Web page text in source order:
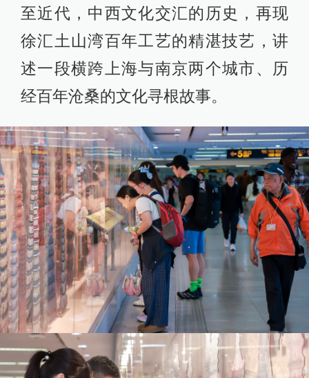
至近代，中西文化交汇的历史，再现
徐汇土山湾百年工艺的精湛技艺，讲
述一段横跨上海与南京两个城市、历
经百年沧桑的文化寻根故事。